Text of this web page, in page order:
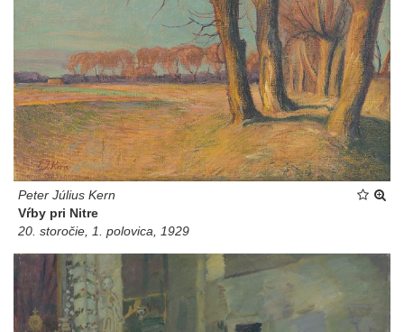
Peter Július Kern
Vŕby pri Nitre
20. storočie, 1. polovica, 1929